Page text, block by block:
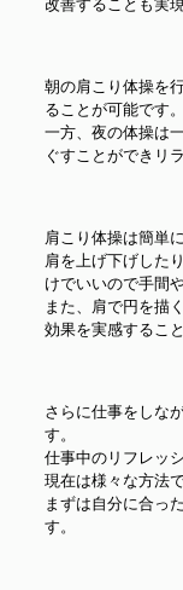
朝の肩こり体操を
ることが可能です。
一方、夜の体操は
ぐすことができリ
肩こり体操は簡単
肩を上げ下げした
けでいいので手間
また、肩で円を描
効果を実感するこ
さらに仕事をしな
す。
仕事中のリフレッ
現在は様々な方法
まずは自分に合っ
す。